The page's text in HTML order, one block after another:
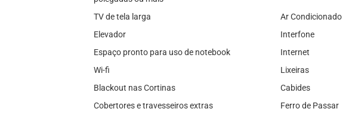
TV de tela larga
Ar Condicionado
Elevador
Interfone
Espaço pronto para uso de notebook
Internet
Wi-fi
Lixeiras
Blackout nas Cortinas
Cabides
Cobertores e travesseiros extras
Ferro de Passar